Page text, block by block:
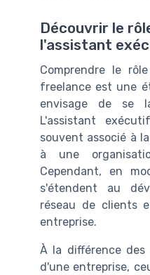
Découvrir le
l'assistant
Comprendre le
freelance est une
envisage de se
L'assistant
souvent associé à
à une
Cependant, en
s'étendent au
réseau de clients
entreprise.
À la différence
d'une entreprise,